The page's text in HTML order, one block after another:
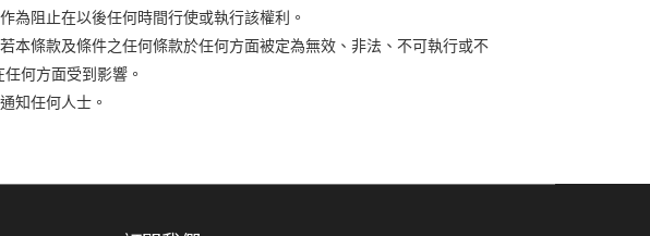
為阻止在以後任何時間行使或執行該權利。
本條款及條件之任何條款於任何方面被定為無效、非法、不可執行或不
何方面受到影響。
知任何人士。